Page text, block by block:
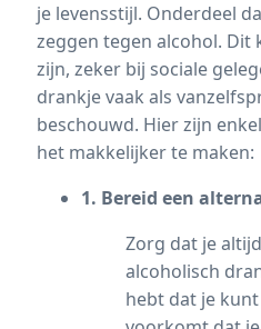
je levensstijl. Onderdeel
zeggen tegen alcohol. Dit
zijn, zeker bij sociale
drankje vaak als
beschouwd. Hier zijn
het makkelijker te maken:
1. Bereid een
Zorg dat je
alcoholisch
hebt dat je